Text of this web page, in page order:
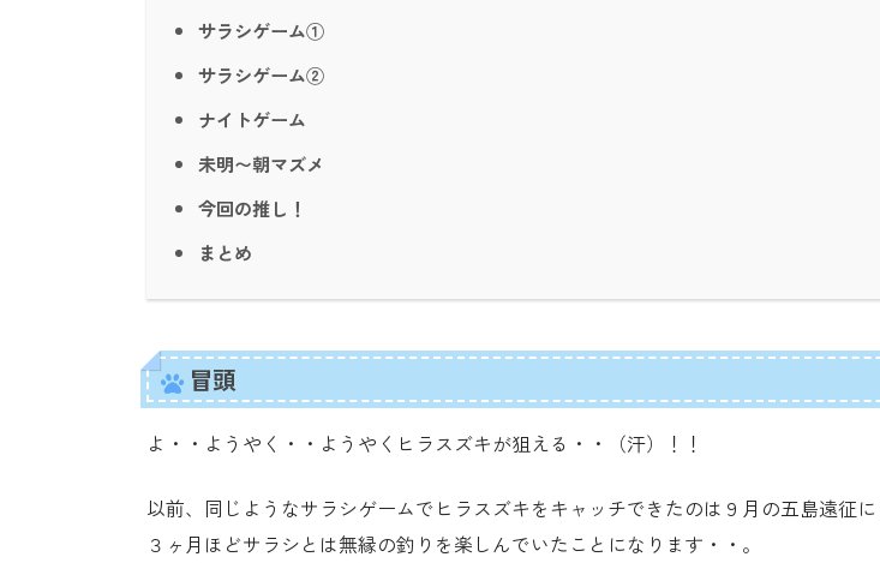
サラシゲーム①
サラシゲーム②
ナイトゲーム
未明〜朝マズメ
今回の推し！
まとめ
冒頭
よ・・ようやく・・ようやくヒラスズキが狙える・・（汗）！！
以前、同じようなサラシゲームでヒラスズキをキャッチできたのは９月の五島遠征
３ヶ月ほどサラシとは無縁の釣りを楽しんでいたことになります・・。